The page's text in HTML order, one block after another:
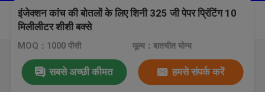
इंजेक्शन कांच की बोतलों के लिए शिनी 325 जी पेपर प्रिंटिंग 10
मिलीलीटर शीशी बक्से
MOQ：1000 पीसी मूल्य：बातचीत योग्य
सबसे अच्छी कीमत हमसे संपर्क करें